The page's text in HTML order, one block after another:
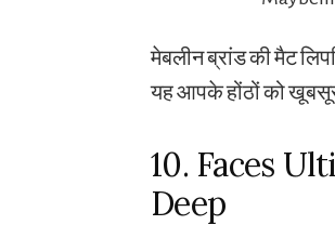
मेबलीन ब्रांड की मैट
यह आपके होंठों को
10. Faces
Deep